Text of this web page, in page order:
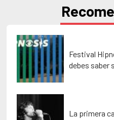
Festival
debes saber
La primera